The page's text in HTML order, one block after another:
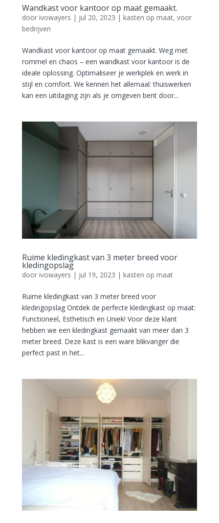
Wandkast voor kantoor op maat gemaakt.
door ivowayers | jul 20, 2023 | kasten op maat, voor
bedrijven
Wandkast voor kantoor op maat gemaakt. Weg met
rommel en chaos – een wandkast voor kantoor is de
ideale oplossing. Optimaliseer je werkplek en werk in
stijl en comfort. We kennen het allemaal: thuiswerken
kan een uitdaging zijn als je omgeven bent door...
Ruime kledingkast van 3 meter breed voor
kledingopslag
door ivowayers | jul 19, 2023 | kasten op maat
Ruime kledingkast van 3 meter breed voor
kledingopslag Ontdek de perfecte kledingkast op maat:
Functioneel, Esthetisch en Uniek! Voor deze klant
hebben we een kledingkast gemaakt van meer dan 3
meter breed. Deze kast is een ware blikvanger die
perfect past in het...